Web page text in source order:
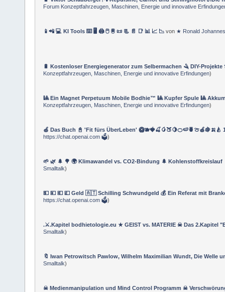
Forum Konzeptfahrzeugen, Maschinen, Energie und innovative
📱📲 💻 KI Tools ⌨️ 🖥️ 🖨️ 🖱️ 🖲️ 📜 📃 📄 📑 📊 📈 📉 von ★ Ronald
🔋 Kostenloser Energiegenerator zum Selbermachen 🪒 DIY-
Konzeptfahrzeugen, Maschinen, Energie und innovative Erfindungen)
🎱 Ein Magnet Perpetuum Mobile Bodhie™ 🎱 Kupfer Spule 🎱
Konzeptfahrzeugen, Maschinen, Energie und innovative Erfindungen)
🍏 Das Buch 📓 'Fit fürs ÜberLeben' 🥝🫐🍓🍒🥭🍑🍋🍊🍉🍍🍈🍎🍇🍌🍐
https://chat.openai.com 🗳)
🌱 🌿 🌲 🌳 🌍 Klimawandel vs. CO2-Bindung 🌲
Smalltalk)
💵 💴 💶 💷 Geld 🇦🇹 Schilling Schwundgeld 💰 Ein Referat mit
https://chat.openai.com 🗳)
.⚔.Kapitel bodhietologie.eu ★ GEIST vs. MATERIE ☠ Das 2.Kapitel
Smalltalk)
🔖 Iwan Petrowitsch Pawlow, Wilhelm Maximilian Wundt, Die Welle
Smalltalk)
☠ Medienmanipulation und Mind Control Programm ☠